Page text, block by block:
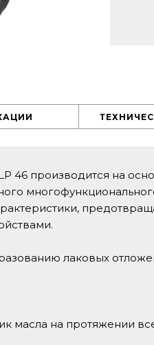
46 производится на
лаковых
масла на протяжении